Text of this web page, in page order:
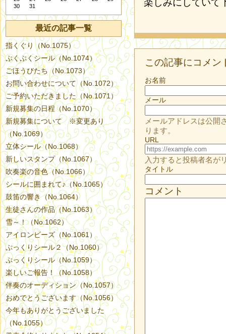
楽しみにしていて
この記事にコメン
お名前
メール
メールアドレスは公開
ります。
URL
入力すると投稿者名が
タイトル
コメント
30
31
最近の記事一覧
指くぐり（No.1075）
ぷくぷくシール（No.1074）
ごほうびたち（No.1073）
お問い合わせについて（No.1072）
ご予約いただきました（No.1071）
新規募集の日程（No.1070）
新規募集について ※変更あり
（No.1069）
立体シール（No.1068）
新しいスタンプ（No.1067）
吹奏楽の音色（No.1066）
シールに囲まれて♪（No.1065）
鼓笛の響き（No.1064）
生徒さんの作品（No.1063）
雪～！（No.1062）
アイロンビーズ（No.1061）
ぷっくりシール２（No.1060）
ぷっくりシール（No.1059）
楽しいご報告！（No.1058）
伴奏のオーディション（No.1057）
おめでとうございます（No.1056）
今年もありがとうございました
（No.1055）